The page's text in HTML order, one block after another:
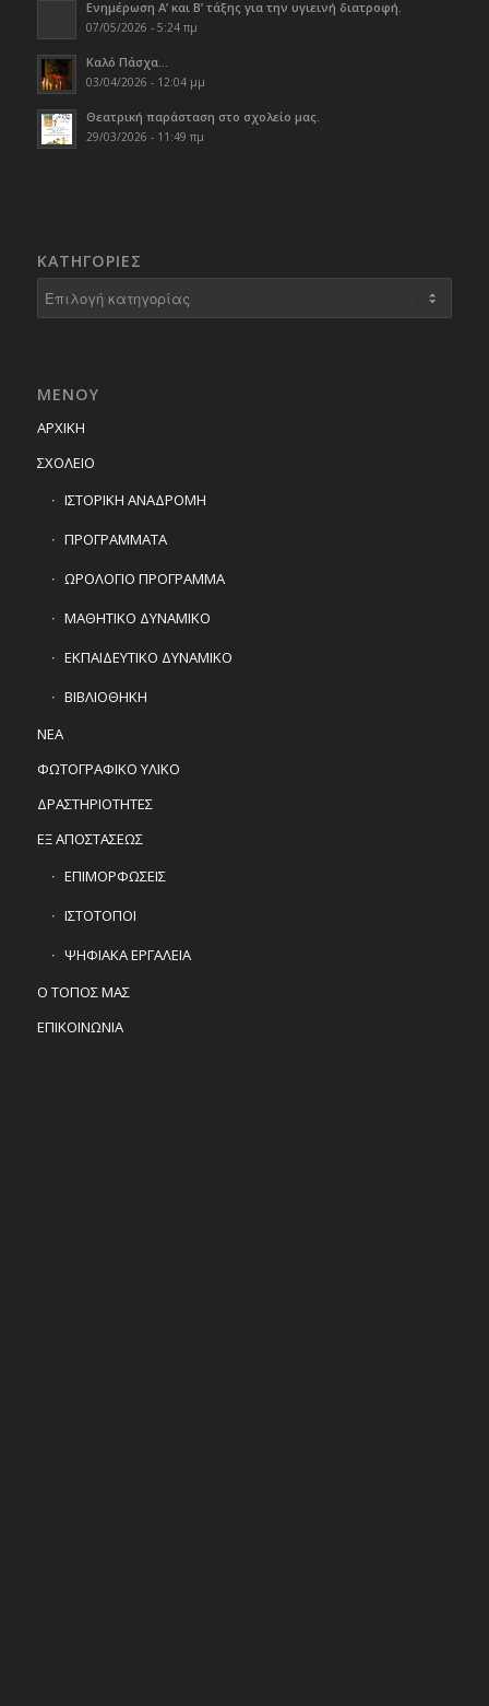
Ενημέρωση Α’ και Β’ τάξης για την υγιεινή διατροφή.
07/05/2026 - 5:24 πμ
Καλό Πάσχα…
03/04/2026 - 12:04 μμ
Θεατρική παράσταση στο σχολείο μας.
29/03/2026 - 11:49 πμ
KΑΤΗΓΟΡΊΕΣ
ΜΕΝΟΥ
ΑΡΧΙΚΗ
ΣΧΟΛΕΙΟ
ΙΣΤΟΡΙΚΗ ΑΝΑΔΡΟΜΗ
ΠΡΟΓΡΑΜΜΑΤΑ
ΩΡΟΛΟΓΙΟ ΠΡΟΓΡΑΜΜΑ
ΜΑΘΗΤΙΚΟ ΔΥΝΑΜΙΚΟ
ΕΚΠΑΙΔΕΥΤΙΚΟ ΔΥΝΑΜΙΚΟ
ΒΙΒΛΙΟΘΗΚΗ
ΝΕΑ
ΦΩΤΟΓΡΑΦΙΚΟ ΥΛΙΚΟ
ΔΡΑΣΤΗΡΙΟΤΗΤΕΣ
ΕΞ ΑΠΟΣΤΑΣΕΩΣ
ΕΠΙΜΟΡΦΩΣΕΙΣ
ΙΣΤΟΤΟΠΟΙ
ΨΗΦΙΑΚΑ ΕΡΓΑΛΕΙΑ
Ο ΤΟΠΟΣ ΜΑΣ
ΕΠΙΚΟΙΝΩΝΙΑ